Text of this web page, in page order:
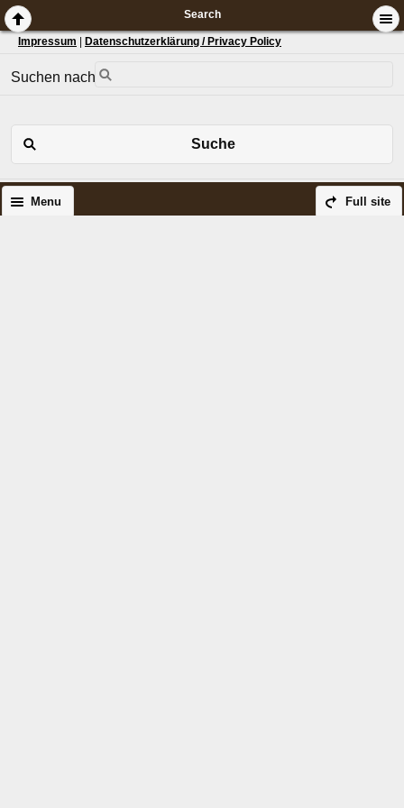
Search
Impressum Datenschutzerklärung / Privacy Policy
Suchen nach:
Suche
Full site
Menu